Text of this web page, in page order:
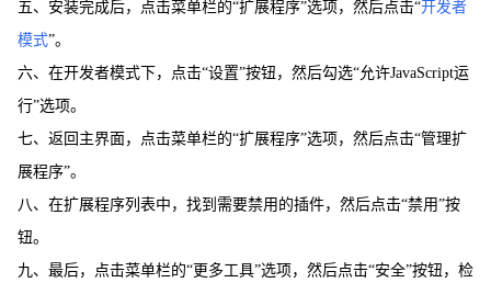
五、安装完成后，点击菜单栏的“扩展程序”选项，然后点击“开发者
模式”。
六、在开发者模式下，点击“设置”按钮，然后勾选“允许JavaScript运
行”选项。
七、返回主界面，点击菜单栏的“扩展程序”选项，然后点击“管理扩
展程序”。
八、在扩展程序列表中，找到需要禁用的插件，然后点击“禁用”按
钮。
九、最后，点击菜单栏的“更多工具”选项，然后点击“安全”按钮，检